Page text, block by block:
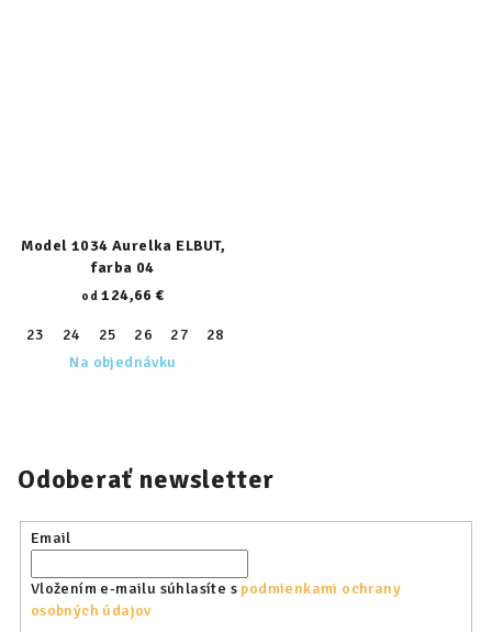
Model 1034 Aurelka ELBUT,
farba 04
od 124,66 €
23 24 25 26 27 28
Na objednávku
Odoberať newsletter
Email
Vložením e-mailu súhlasíte s podmienkami ochrany
osobných údajov